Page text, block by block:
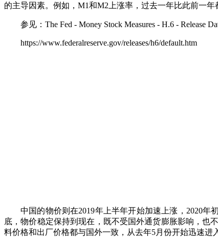
的主导因素。例如， M1和M2上涨率，过去一年比此前一年
参见： The Fed - Money Stock Measures - H.6 - Release
https://www.federalreserve.gov/releases/h6/default.htm
中国的物价则在2019年上半年开始加速上涨，2020
底，物价稳定保持到现在，既不受国外通货膨胀影响，也
料价格和出厂价格都与国外一致，从去年5月份开始迅速进